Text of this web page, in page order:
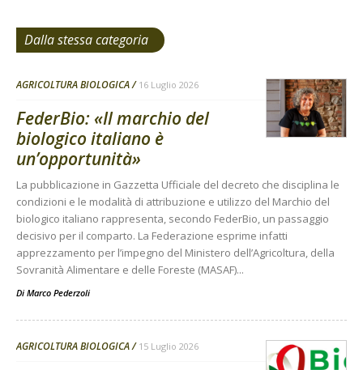
Dalla stessa categoria
AGRICOLTURA BIOLOGICA 16 Luglio 2026
FederBio: «Il marchio del
biologico italiano è
un’opportunità»
La pubblicazione in Gazzetta Ufficiale del decreto che disciplina le
condizioni e le modalità di attribuzione e utilizzo del Marchio del
biologico italiano rappresenta, secondo FederBio, un passaggio
decisivo per il comparto. La Federazione esprime infatti
apprezzamento per l’impegno del Ministero dell’Agricoltura, della
Sovranità Alimentare e delle Foreste (MASAF)...
Di Marco Pederzoli
AGRICOLTURA BIOLOGICA 15 Luglio 2026